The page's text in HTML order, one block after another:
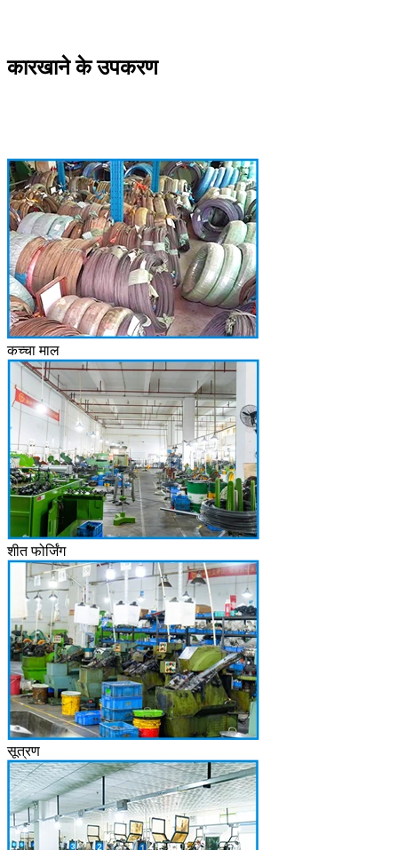
कारखाने के उपकरण
कच्चा माल
शीत फोर्जिंग
सूत्रण